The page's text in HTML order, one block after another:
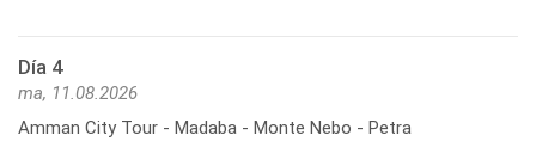
Día 4
ma, 11.08.2026
Amman City Tour - Madaba - Monte Nebo - Petra